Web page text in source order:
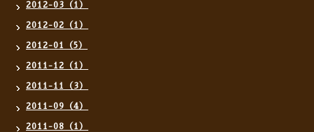
2012-03（1）
2012-02（1）
2012-01（5）
2011-12（1）
2011-11（3）
2011-09（4）
2011-08（1）